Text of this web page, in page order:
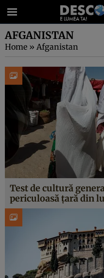
AFGANISTAN
Home » Afganistan
Test de cultură
periculoasă țară din